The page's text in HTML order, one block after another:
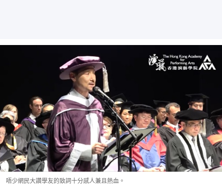
唔少網民大讚學友的致詞十分感人兼且熱血。